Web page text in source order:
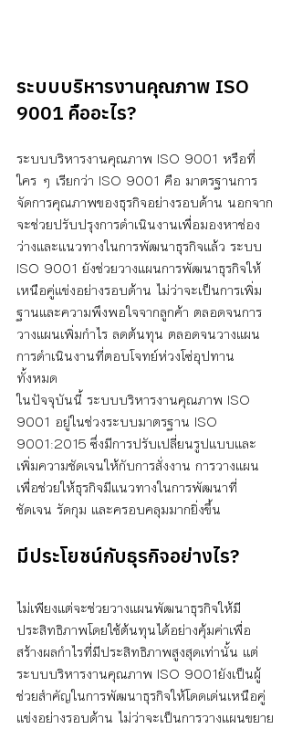
ระบบบริหารงานคุณภาพ ISO
9001 คืออะไร?
ระบบบริหารงานคุณภาพ ISO 9001 หรือที่
ใคร ๆ เรียกว่า ISO 9001 คือ มาตรฐานการ
จัดการคุณภาพของธุรกิจอย่างรอบด้าน นอกจาก
จะช่วยปรับปรุงการดำเนินงานเพื่อมองหาช่อง
ว่างและแนวทางในการพัฒนาธุรกิจแล้ว ระบบ
ISO 9001 ยังช่วยวางแผนการพัฒนาธุรกิจให้
เหนือคู่แข่งอย่างรอบด้าน ไม่ว่าจะเป็นการเพิ่ม
ฐานและความพึงพอใจจากลูกค้า ตลอดจนการ
วางแผนเพิ่มกำไร ลดต้นทุน ตลอดจนวางแผน
การดำเนินงานที่ตอบโจทย์ห่วงโซ่อุปทาน
ทั้งหมด
ในปัจจุบันนี้ ระบบบริหารงานคุณภาพ ISO
9001 อยู่ในช่วงระบบมาตรฐาน ISO
9001:2015 ซึ่งมีการปรับเปลี่ยนรูปแบบและ
เพิ่มความชัดเจนให้กับการสั่งงาน การวางแผน
เพื่อช่วยให้ธุรกิจมีแนวทางในการพัฒนาที่
ชัดเจน รัดกุม และครอบคลุมมากยิ่งขึ้น
มีประโยชน์กับธุรกิจอย่างไร?
ไม่เพียงแต่จะช่วยวางแผนพัฒนาธุรกิจให้มี
ประสิทธิภาพโดยใช้ต้นทุนได้อย่างคุ้มค่าเพื่อ
สร้างผลกำไรที่มีประสิทธิภาพสูงสุดเท่านั้น แต่
ระบบบริหารงานคุณภาพ ISO 9001ยังเป็นผู้
ช่วยสำคัญในการพัฒนาธุรกิจให้โดดเด่นเหนือคู่
แข่งอย่างรอบด้าน ไม่ว่าจะเป็นการวางแผนขยาย